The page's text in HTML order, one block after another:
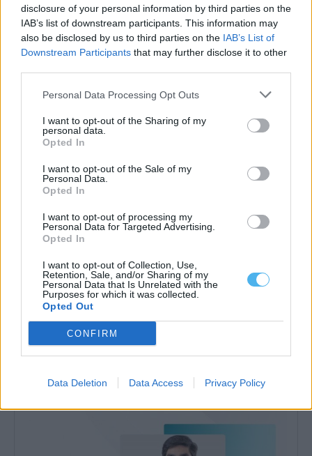
disclosure of your personal information by third parties on the
IAB’s list of downstream participants. This information may
also be disclosed by us to third parties on the IAB’s List of
Downstream Participants that may further disclose it to other
Personal Data Processing Opt Outs
I want to opt-out of the Sharing of my
personal data.
Opted In
I want to opt-out of the Sale of my
Personal Data.
Opted In
I want to opt-out of processing my
Personal Data for Targeted Advertising.
Opted In
I want to opt-out of Collection, Use,
Retention, Sale, and/or Sharing of my
Personal Data that Is Unrelated with the
Purposes for which it was collected.
Opted Out
CONFIRM
Data Deletion Data Access Privacy Policy
Estágios Blue Book: a tua oportunidade europeia
Os estágios são uma parte insubstituível do percurso de
formação e educação para o...
29 Julho, 2026 - 14:00
Esta Odisseia é sobre Penélope e não sobre Helena
Ontem fui curioso ao cinema ver a “Odyssey” de Christopher
22 Julho, 2026 - 14:00